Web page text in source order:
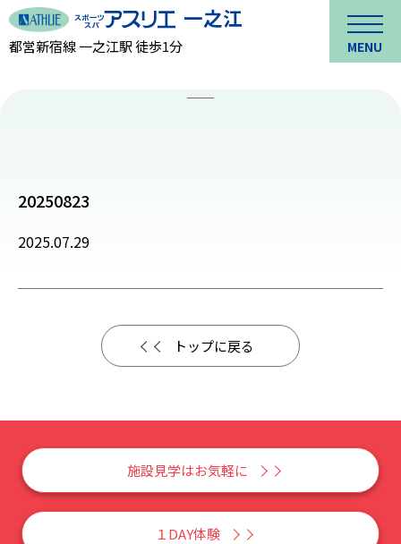
都営新宿線 一之江駅 徒歩1分 MENU
20250823
2025.07.29
トップに戻る
施設見学はお気軽に
１DAY体験